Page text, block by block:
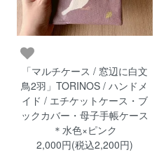
「マルチケース / 窓辺に白文
鳥2羽」TORINOS / ハンドメ
イド / エチケットケース・ブ
ックカバー・母子手帳ケース
＊水色×ピンク
2,000円(税込2,200円)